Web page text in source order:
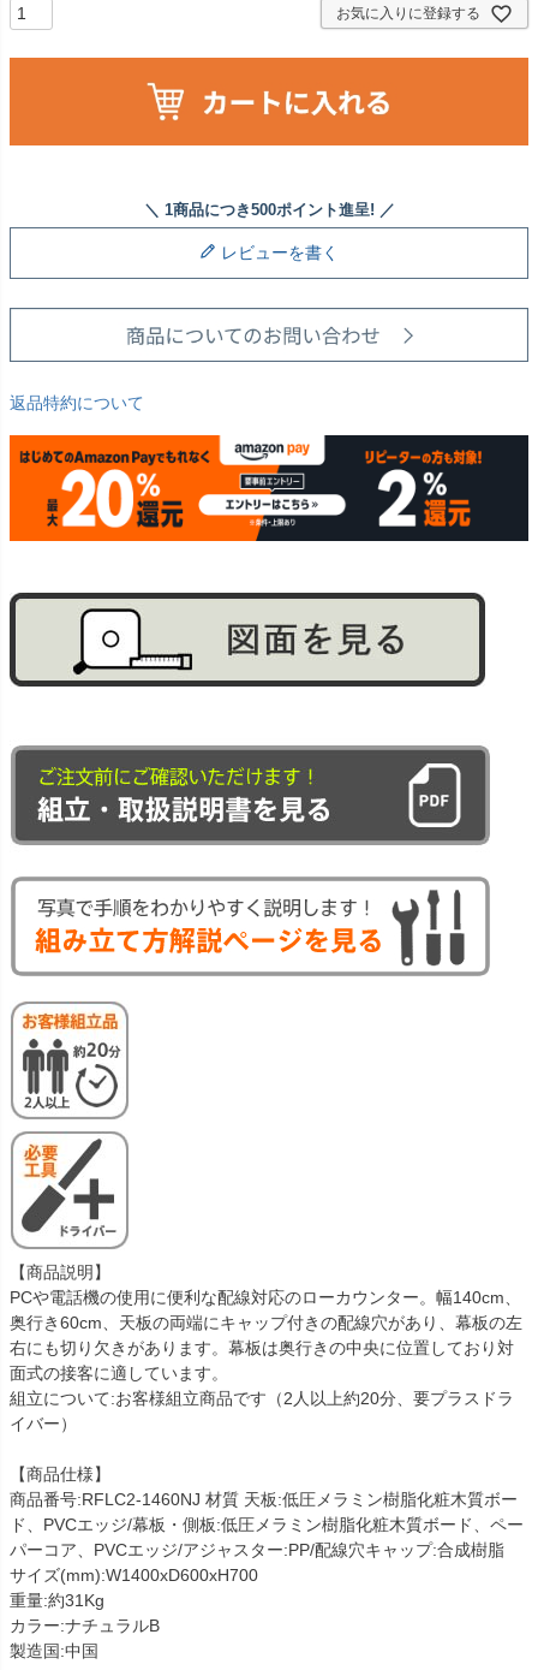
お気に入りに登録する
レビューを書く
返品特約について
【商品説明】
PCや電話機の使用に便利な配線対応のローカウンター。幅140cm、
奥行き60cm、天板の両端にキャップ付きの配線穴があり、幕板の左
右にも切り欠きがあります。幕板は奥行きの中央に位置しており対
面式の接客に適しています。
組立について:お客様組立商品です（2人以上約20分、要プラスドラ
イバー）
【商品仕様】
商品番号:RFLC2-1460NJ 材質 天板:低圧メラミン樹脂化粧木質ボー
ド、PVCエッジ/幕板・側板:低圧メラミン樹脂化粧木質ボード、ペー
パーコア、PVCエッジ/アジャスター:PP/配線穴キャップ:合成樹脂
サイズ(mm):W1400xD600xH700
重量:約31Kg
カラー:ナチュラルB
製造国:中国